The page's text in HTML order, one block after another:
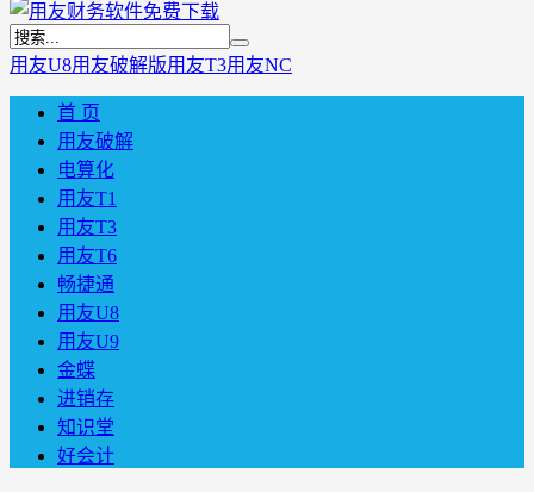
用友U8用友破解版用友T3用友NC
首 页
用友破解
电算化
用友T1
用友T3
用友T6
畅捷通
用友U8
用友U9
金蝶
进销存
知识堂
好会计